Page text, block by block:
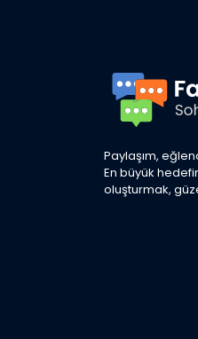
Paylaşım,
En büyük
oluşturmak,